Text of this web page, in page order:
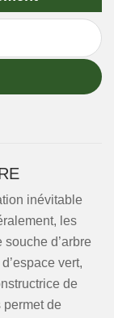
inévitable
les
d’arbre
vert,
de
de